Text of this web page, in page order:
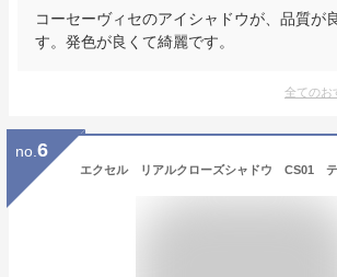
コーセーヴィセのアイシャドウが、品質が
す。発色が良くて綺麗です。
全てのお
no. 6